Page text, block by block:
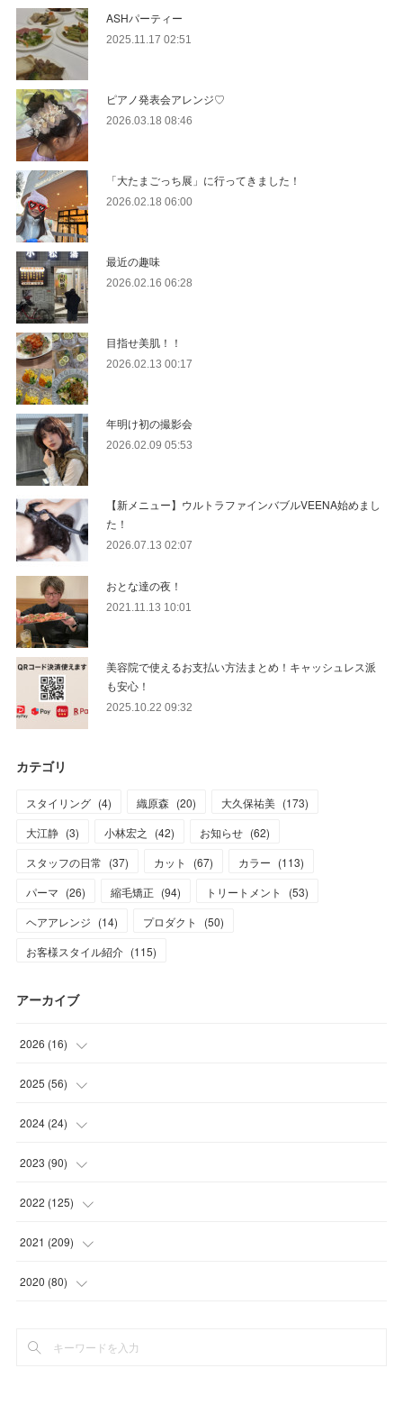
ASHパーティー
2025.11.17 02:51
ピアノ発表会アレンジ♡
2026.03.18 08:46
「大たまごっち展」に行ってきました！
2026.02.18 06:00
最近の趣味
2026.02.16 06:28
目指せ美肌！！
2026.02.13 00:17
年明け初の撮影会
2026.02.09 05:53
【新メニュー】ウルトラファインバブルVEENA始めまし
た！
2026.07.13 02:07
おとな達の夜！
2021.11.13 10:01
美容院で使えるお支払い方法まとめ！キャッシュレス派
も安心！
2025.10.22 09:32
カテゴリ
スタイリング (4) 織原森 (20) 大久保祐美 (173)
大江静 (3) 小林宏之 (42) お知らせ (62)
スタッフの日常 (37) カット (67) カラー (113)
パーマ (26) 縮毛矯正 (94) トリートメント (53)
ヘアアレンジ (14) プロダクト (50)
お客様スタイル紹介 (115)
アーカイブ
2026 (16)
(1
(1
(7
(7)
2025 (56)
(5
(11 )
(17
(15
2024 (24)
(1
(1)
(2)
(9
2023 (90)
(12
(17
(16 )
(1)
2022 (125)
(8)
(11 )
(15
2021 (209)
(9
(
2020 (80)
(